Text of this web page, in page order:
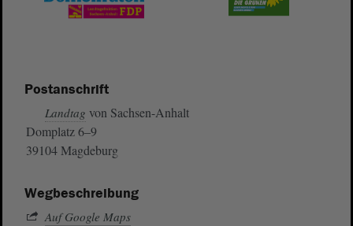
Postanschrift
Landtag von Sachsen-Anhalt
Domplatz 6–9
39104 Magdeburg
Wegbeschreibung
Auf Google Maps